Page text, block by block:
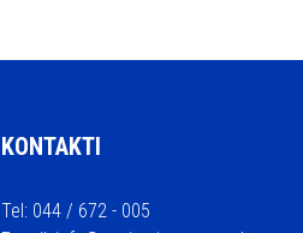
KONTAKTI
Tel: 044 / 672 - 005